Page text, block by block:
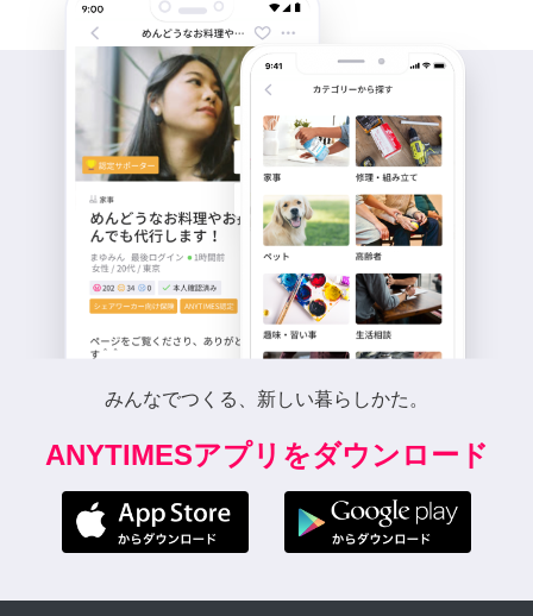
みんなでつくる、新しい暮らしかた。
ANYTIMESアプリをダウンロード